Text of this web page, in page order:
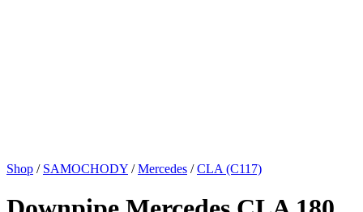
Shop / SAMOCHODY / Mercedes / CLA (C117)